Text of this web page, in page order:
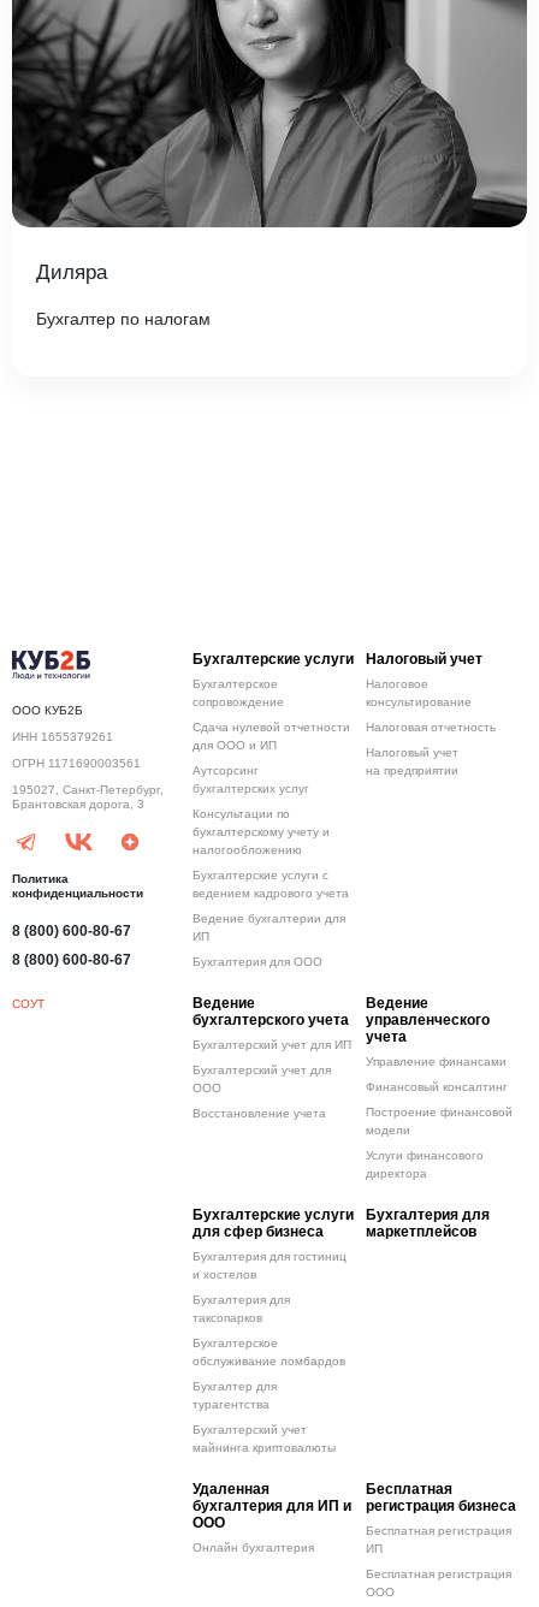
Диляра
Бухгалтер по налогам
ООО КУБ2Б
ИНН 1655379261
ОГРН 1171690003561
195027, Санкт-Петербург,
Брантовская дорога, 3
Политика
конфиденциальности
8 (800) 600-80-67
8 (800) 600-80-67
СОУТ
Бухгалтерские услуги
Бухгалтерское
сопровождение
Сдача нулевой отчетности
для ООО и ИП
Аутсорсинг
бухгалтерских услуг
Консультации по
бухгалтерскому учету и
налогообложению
Бухгалтерские услуги с
ведением кадрового учета
Ведение бухгалтерии для
ИП
Бухгалтерия для ООО
Налоговый учет
Налоговое
консультирование
Налоговая отчетность
Налоговый учет
на предприятии
Ведение
бухгалтерского учета
Бухгалтерский учет для ИП
Бухгалтерский учет для
ООО
Восстановление учета
Ведение
управленческого
учета
Управление финансами
Финансовый консалтинг
Построение финансовой
модели
Услуги финансового
директора
Бухгалтерские услуги
для сфер бизнеса
Бухгалтерия для гостиниц
и хостелов
Бухгалтерия для
таксопарков
Бухгалтерское
обслуживание ломбардов
Бухгалтер для
турагентства
Бухгалтерский учет
майнинга криптовалюты
Бухгалтерия для
маркетплейсов
Удаленная
бухгалтерия для ИП и
ООО
Онлайн бухгалтерия
Бесплатная
регистрация бизнеса
Бесплатная регистрация
ИП
Бесплатная регистрация
ООО